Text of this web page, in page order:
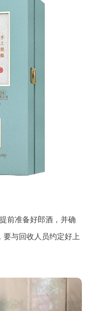
前准备好郎酒，并确
要与回收人员约定好上